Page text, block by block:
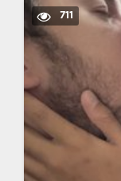
711